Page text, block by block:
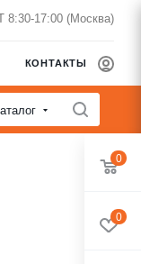
8:30-17:00 (Москва)
КОНТАКТЫ
0
0